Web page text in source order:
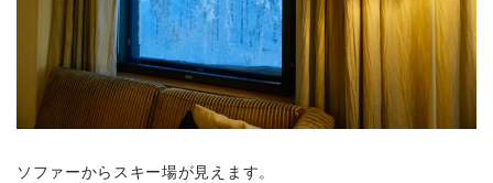
ソファーからスキー場が見えます。